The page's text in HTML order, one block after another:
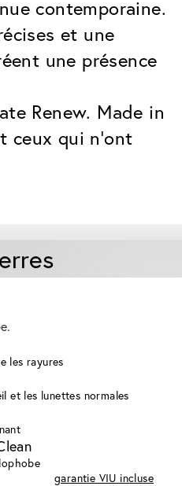
contemporaine.
et une
une présence
Renew. Made in
ceux qui n’ont
les rayures
et les lunettes normales
garantie VIU incluse